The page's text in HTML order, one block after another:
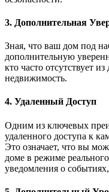
3. Дополнительная
Зная, что ваш дом под
дополнительную
кто часто отсутствует
недвижимость.
4. Удаленный Доступ
Одним из ключевых
удаленного доступа к
Это означает, что вы
доме в режиме
уведомления о